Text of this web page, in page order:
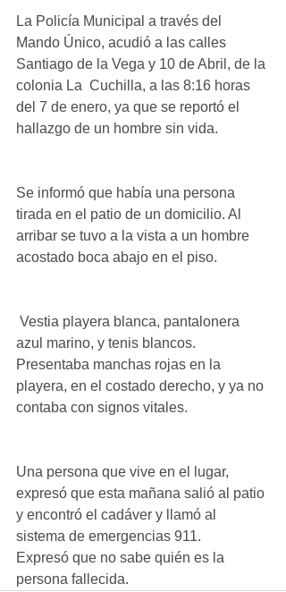
La Policía Municipal a través del
Mando Único, acudió a las calles
Santiago de la Vega y 10 de Abril, de la
colonia La  Cuchilla, a las 8:16 horas
del 7 de enero, ya que se reportó el
hallazgo de un hombre sin vida.
Se informó que había una persona
tirada en el patio de un domicilio. Al
arribar se tuvo a la vista a un hombre
acostado boca abajo en el piso.
Vestia playera blanca, pantalonera
azul marino, y tenis blancos.
Presentaba manchas rojas en la
playera, en el costado derecho, y ya no
contaba con signos vitales.
Una persona que vive en el lugar,
expresó que esta mañana salió al patio
y encontró el cadáver y llamó al
sistema de emergencias 911.
Expresó que no sabe quién es la
persona fallecida.